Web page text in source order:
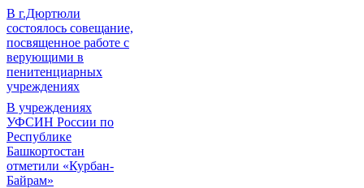
В г.Дюртюли
состоялось совещание,
посвященное работе с
верующими в
пенитенциарных
учреждениях
В учреждениях
УФСИН России по
Республике
Башкортостан
отметили «Курбан-
Байрам»